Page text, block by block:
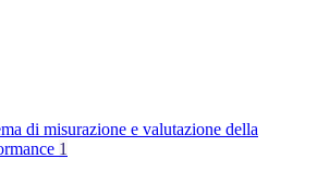
di misurazione e valutazione della
1